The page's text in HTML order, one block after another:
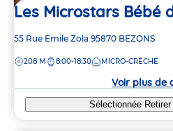
Les Microstars Bébé
Adresse
la
55 Rue Emile Zola 95870 BEZONS
DISTANCE
208 M 8:00-18:30 MICRO-CRÈCHE
Voir plus de
Sélectionnée Retirer